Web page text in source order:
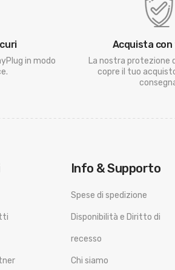
in modo
Acquista
La nostra protezione
copre il tuo
Info & Supporto
Spese di spedizione
Disponibilità e Diritto di
recesso
Chi siamo